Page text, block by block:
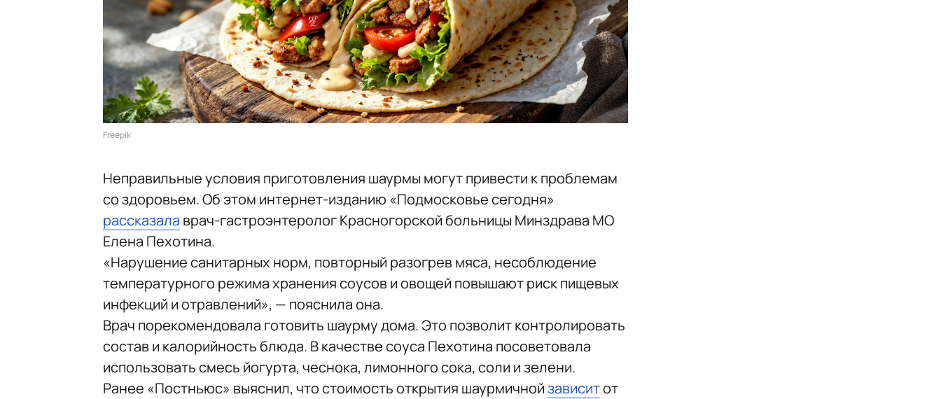
Freepik
Неправильные условия приготовления шаурмы могут привести к проблемам
со здоровьем. Об этом интернет-изданию «Подмосковье сегодня»
рассказала врач-гастроэнтеролог Красногорской больницы Минздрава МО
Елена Пехотина.
«Нарушение санитарных норм, повторный разогрев мяса, несоблюдение
температурного режима хранения соусов и овощей повышают риск пищевых
инфекций и отравлений», — пояснила она.
Врач порекомендовала готовить шаурму дома. Это позволит контролировать
состав и калорийность блюда. В качестве соуса Пехотина посоветовала
использовать смесь йогурта, чеснока, лимонного сока, соли и зелени.
Ранее «Постньюс» выяснил, что стоимость открытия шаурмичнойзависитот